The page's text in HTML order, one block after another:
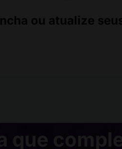
ou atualize
que